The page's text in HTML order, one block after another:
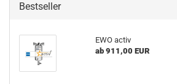
Bestseller
EWO activ
ab 911,00 EUR